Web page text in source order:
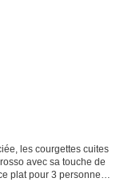
les courgettes cuites
avec sa touche de
plat pour 3 personnes,